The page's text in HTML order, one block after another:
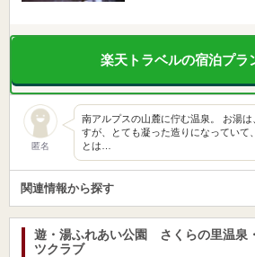
楽天トラベルの宿泊プラ
匿名
南アルプスの山麓に佇む温泉。 お湯
すが、とても凝った造りになっていて
とは…
関連情報から探す
遊・湯ふれあい公園 さくらの里温泉
ツクラブ